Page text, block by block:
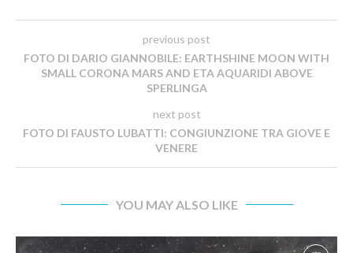
previous post
FOTO DI DARIO GIANNOBILE: EARTHSHINE MOON WITH
SMALL CORONA MARS AND ETA AQUARIDI ABOVE
SPERLINGA
next post
FOTO DI FAUSTO LUBATTI: CONGIUNZIONE TRA GIOVE E
VENERE
YOU MAY ALSO LIKE